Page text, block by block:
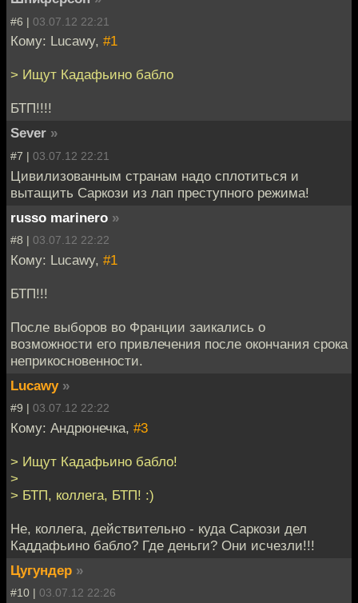
#6 | 03.07.12 22:21
Кому: Lucawy, #1
> Ищут Кадафьино бабло
БТП!!!!
Sever »
#7 | 03.07.12 22:21
Цивилизованным странам надо сплотиться и
вытащить Саркози из лап преступного режима!
russo marinero »
#8 | 03.07.12 22:22
Кому: Lucawy, #1
БТП!!!
После выборов во Франции заикались о
возможности его привлечения после окончания срока
неприкосновенности.
Lucawy »
#9 | 03.07.12 22:22
Кому: Андрюнечка, #3
> Ищут Кадафьино бабло!
>
> БТП, коллега, БТП! :)
Не, коллега, действительно - куда Саркози дел
Каддафьино бабло? Где деньги? Они исчезли!!!
Цугундер »
#10 | 03.07.12 22:26